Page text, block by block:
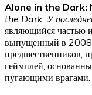
Alone in the Dark:
the Dark: У
являющийся частью
выпущенный в 2008
предшественников,
геймплей,
пугающими врагами.